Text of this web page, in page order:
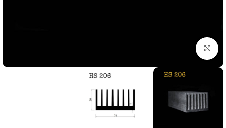
بزرگنمایی تصویر